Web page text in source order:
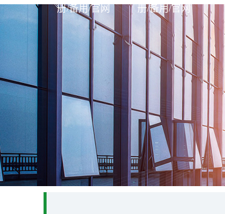
册/备用/官网 册/备用/官网